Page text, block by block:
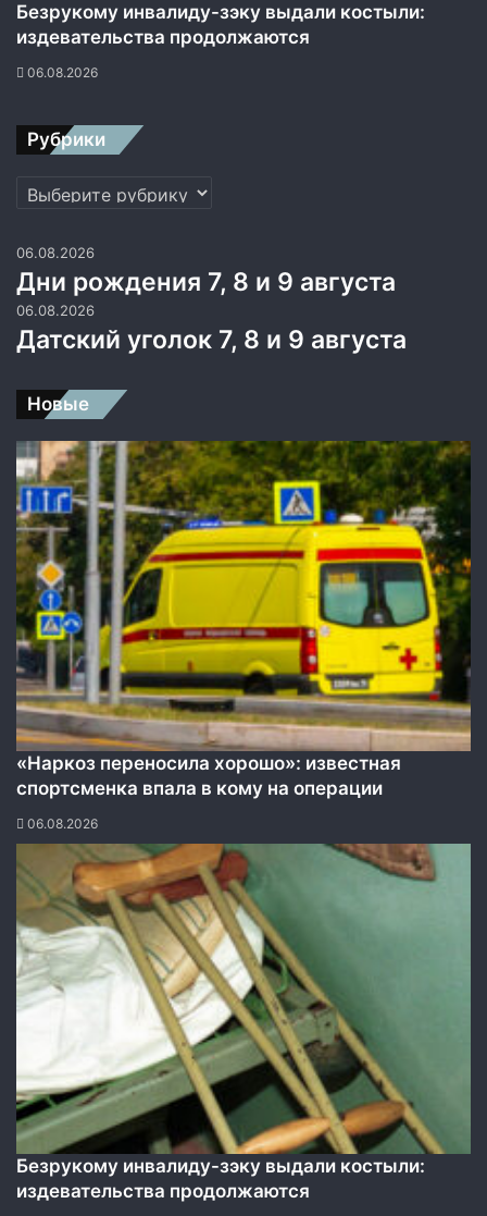
Безрукому инвалиду-зэку выдали костыли:
издевательства продолжаются
06.08.2026
Рубрики
Рубрики
06.08.2026
Дни рождения 7, 8 и 9 августа
06.08.2026
Датский уголок 7, 8 и 9 августа
Новые
«Наркоз переносила хорошо»: известная
спортсменка впала в кому на операции
06.08.2026
Безрукому инвалиду-зэку выдали костыли:
издевательства продолжаются